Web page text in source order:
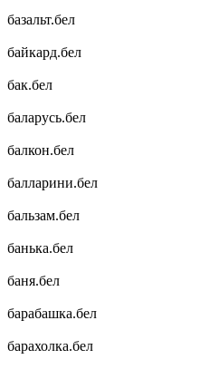
базальт.бел
байкард.бел
бак.бел
баларусь.бел
балкон.бел
балларини.бел
бальзам.бел
банька.бел
баня.бел
барабашка.бел
барахолка.бел